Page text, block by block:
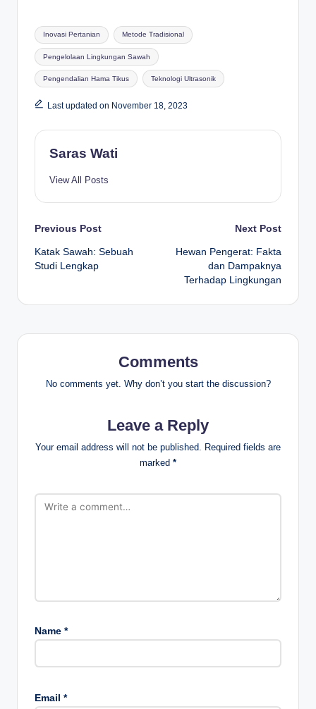
Tags:
Inovasi Pertanian Metode Tradisional
Pengelolaan Lingkungan Sawah
Pengendalian Hama Tikus Teknologi Ultrasonik
Last updated on November 18, 2023
Saras Wati
View All Posts
Post
navigation
Previous Post
Katak Sawah: Sebuah
Studi Lengkap
Next Post
Hewan Pengerat: Fakta
dan Dampaknya
Terhadap Lingkungan
Comments
No comments yet. Why don’t you start the discussion?
Leave a Reply
Your email address will not be published. Required fields are
marked *
Name *
Email *